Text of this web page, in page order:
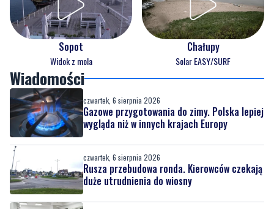
Sopot
Widok z mola
Chałupy
Solar EASY/SURF
Wiadomości
czwartek, 6 sierpnia 2026
Gazowe przygotowania do zimy. Polska lepiej
wygląda niż w innych krajach Europy
czwartek, 6 sierpnia 2026
Rusza przebudowa ronda. Kierowców czekają
duże utrudnienia do wiosny